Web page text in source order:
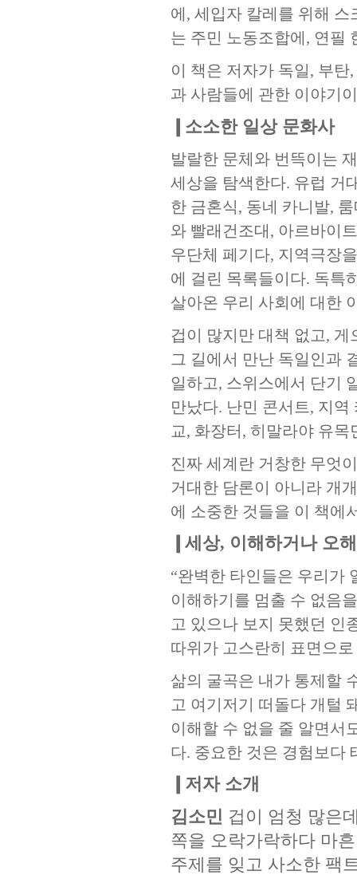
에, 세입자 칼레를 위해
는 주민 노동조합에, 연필
이 책은 저자가 독일, 부
과 사람들에 관한 이야기
❙소소한 일상 문화사
발랄한 문체와 번뜩이는
세상을 탐색한다. 유럽 거
한 금혼식, 동네 카니발,
와 빨래건조대, 아르바이
우단체 페기다, 지역극장
에 걸린 목록들이다. 독특
살아온 우리 사회에 대한
겁이 많지만 대책 없고,
그 길에서 만난 독일인과
일하고, 스위스에서 단기
만났다. 난민 콘서트, 지
교, 화장터, 히말라야 유
진짜 세계란 거창한 무엇
거대한 담론이 아니라 개
에 소중한 것들을 이 책에
❙세상, 이해하거나 오
“완벽한 타인들은 우리가
이해하기를 멈출 수 없음
고 있으나 보지 못했던 인
따위가 고스란히 표면으
삶의 굴곡은 내가 통제할
고 여기저기 떠돌다 개털
이해할 수 없을 줄 알면서
다. 중요한 것은 경험보다
❙저자 소개
김소민 겁이 엄청 많은
쪽을 오락가락하다 마
주제를 잊고 사소한 팩